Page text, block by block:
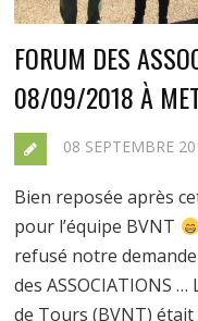
FORUM DES
08/09/2018 À
08 SEPTEMBRE
Bien reposée après
pour l’équipe BVNT
refusé notre
des ASSOCIATIONS
de Tours (BVNT)